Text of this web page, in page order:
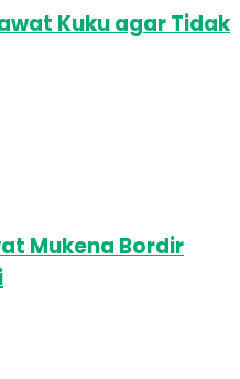
Kuku agar Tidak
Mukena Bordir